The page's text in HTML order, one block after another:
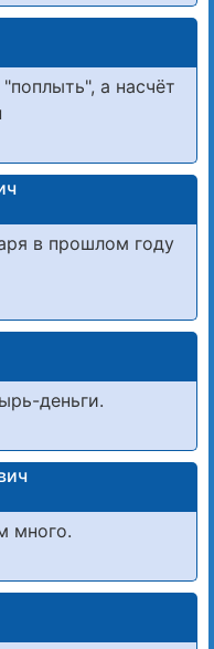
а насчёт
в прошлом году
деньги.
много.